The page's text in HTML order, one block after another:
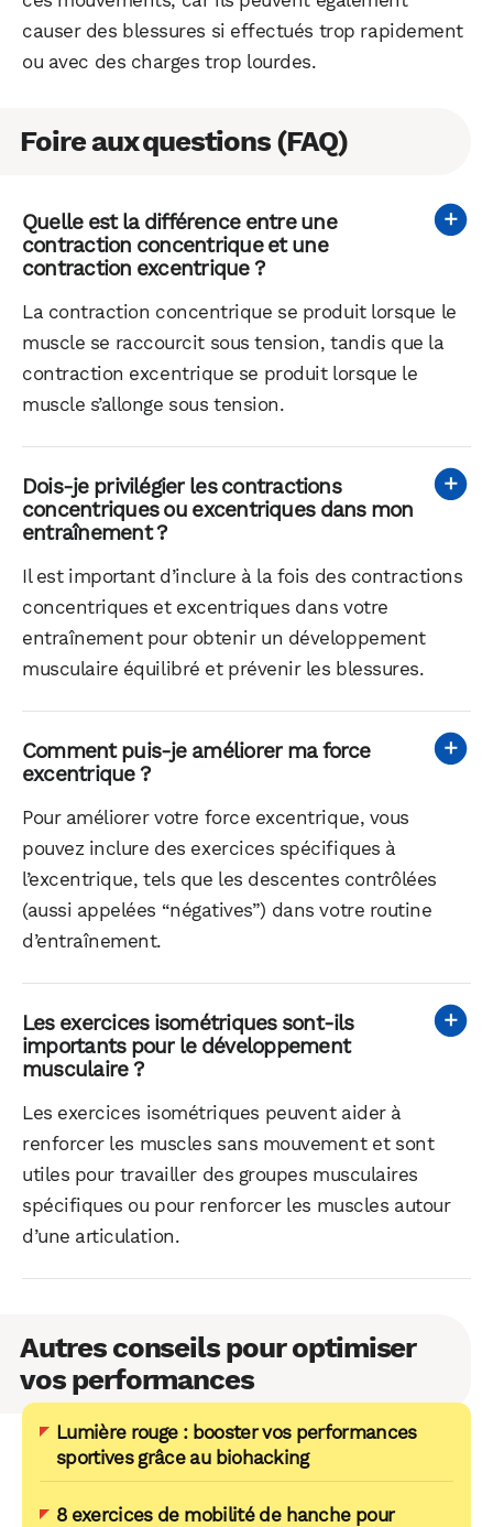
causer des blessures si effectués trop rapidement
ou avec des charges trop lourdes.
Foire aux questions (FAQ)
Quelle est la différence entre une
contraction concentrique et une
contraction excentrique ?
La contraction concentrique se produit lorsque le
muscle se raccourcit sous tension, tandis que la
contraction excentrique se produit lorsque le
muscle s’allonge sous tension.
Dois-je privilégier les contractions
concentriques ou excentriques dans mon
entraînement ?
Il est important d’inclure à la fois des contractions
concentriques et excentriques dans votre
entraînement pour obtenir un développement
musculaire équilibré et prévenir les blessures.
Comment puis-je améliorer ma force
excentrique ?
Pour améliorer votre force excentrique, vous
pouvez inclure des exercices spécifiques à
l’excentrique, tels que les descentes contrôlées
(aussi appelées “négatives”) dans votre routine
d’entraînement.
Les exercices isométriques sont-ils
importants pour le développement
musculaire ?
Les exercices isométriques peuvent aider à
renforcer les muscles sans mouvement et sont
utiles pour travailler des groupes musculaires
spécifiques ou pour renforcer les muscles autour
d’une articulation.
Autres conseils pour optimiser
vos performances
Lumière rouge : booster vos performances
sportives grâce au biohacking
8 exercices de mobilité de hanche pour